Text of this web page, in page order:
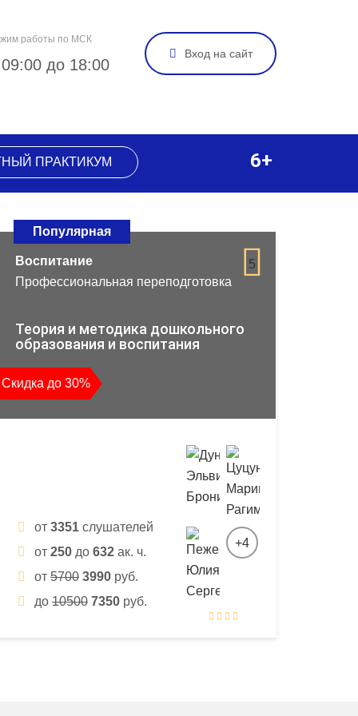
работы по МСК
до 18:00
Вход на сайт
ПРАКТИКУМ 6+
Популярная
5
Воспитание
Профессиональная переподготовка
Теория и методика дошкольного
образования и воспитания
Скидка до 30%
от 3351 слушателей
от 250 до 632 ак. ч.
от 5700 3990 руб.
до 10500 7350 руб.
+4